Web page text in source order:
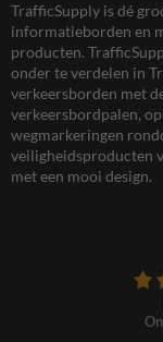
TrafficSupply is dé
informatieborden en
producten.
onder te verdelen in
verkeersborden met
verkeersbordpalen,
wegmarkeringen
veiligheidsproducten
met een mooi design.